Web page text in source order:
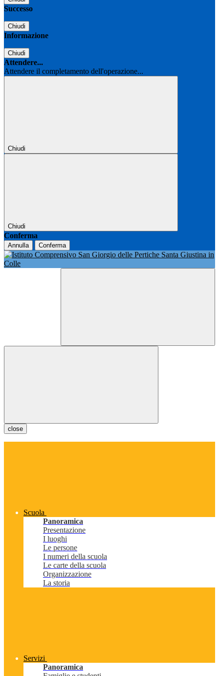
Successo
Chiudi
Informazione
Chiudi
Attendere...
Attendere il completamento dell'operazione...
Chiudi
Chiudi
Conferma
Annulla Conferma
close
Scuola
Panoramica
Presentazione
I luoghi
Le persone
I numeri della scuola
Le carte della scuola
Organizzazione
La storia
Servizi
Panoramica